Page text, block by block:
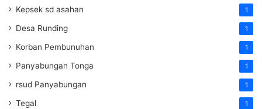
Kepsek sd asahan 1
Desa Runding 1
Korban Pembunuhan 1
Panyabungan Tonga 1
rsud Panyabungan 1
Tegal 1